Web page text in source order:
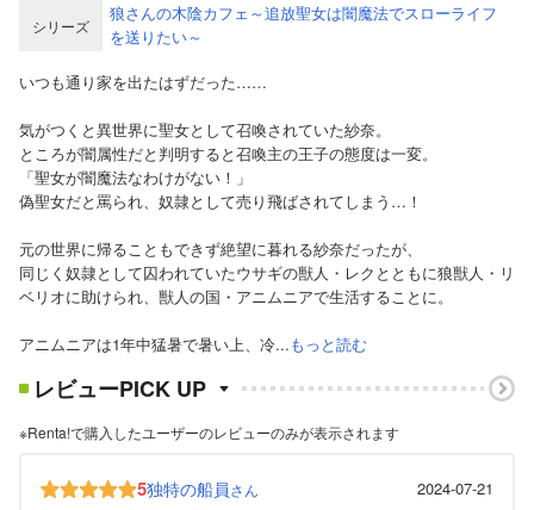
シリーズ
狼さんの木陰カフェ～追放聖女は闇魔法でスローライフ
を送りたい～
いつも通り家を出たはずだった……
気がつくと異世界に聖女として召喚されていた紗奈。
ところが闇属性だと判明すると召喚主の王子の態度は一変。
「聖女が闇魔法なわけがない！」
偽聖女だと罵られ、奴隷として売り飛ばされてしまう…！
元の世界に帰ることもできず絶望に暮れる紗奈だったが、
同じく奴隷として囚われていたウサギの獣人・レクとともに狼獣人・リ
ベリオに助けられ、獣人の国・アニムニアで生活することに。
アニムニアは1年中猛暑で暑い上、冷...もっと読む
レビューPICK UP
※Renta!で購入したユーザーのレビューのみが表示されます
5独特の船員さん
2024-07-21